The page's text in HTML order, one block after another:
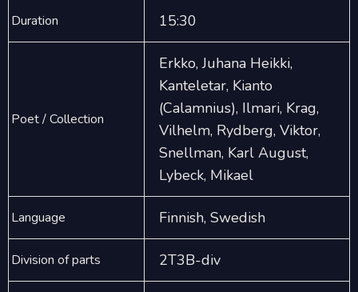
Duration 15:30
Poet / Collection
Erkko, Juhana Heikki,
Kanteletar, Kianto
(Calamnius), Ilmari, Krag,
Vilhelm, Rydberg, Viktor,
Snellman, Karl August,
Lybeck, Mikael
Language Finnish, Swedish
Division of parts 2T3B-div